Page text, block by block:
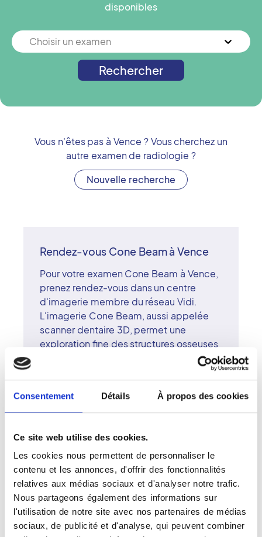
Consentement Détails À propos des cookies
Ce site web utilise des cookies.
Les cookies nous permettent de personnaliser le
contenu et les annonces, d'offrir des fonctionnalités
relatives aux médias sociaux et d'analyser notre trafic.
Nous partageons également des informations sur
l'utilisation de notre site avec nos partenaires de médias
sociaux, de publicité et d'analyse, qui peuvent combiner
disponibles
Choisir un examen
Rechercher
Vous n'êtes pas à Vence ? Vous cherchez un
autre examen de radiologie ?
Nouvelle recherche
Rendez-vous Cone Beam à Vence
Pour votre examen Cone Beam à Vence,
prenez rendez-vous dans un centre
d'imagerie membre du réseau Vidi.
L'imagerie Cone Beam, aussi appelée
scanner dentaire 3D, permet une
exploration fine des structures osseuses
et dentaires, tout en minimisant la dose
l'implantologie, l'orthodontie et la
chirurgie maxillo-faciale. Les
Vence interprètent les images avec
précision et professionnalisme. Le
réseau Vidi promeut une radiologie
d'excellence fondée sur la technologie,
la compétence et l'écoute. À Vence,
expertise et confort patient sont au cour
de la prise en charge.